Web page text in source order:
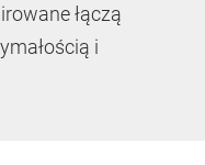
łączą
i